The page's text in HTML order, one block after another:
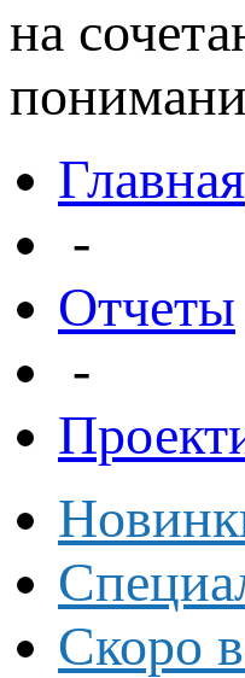
на
Главная
-
Отчеты
-
Скоро